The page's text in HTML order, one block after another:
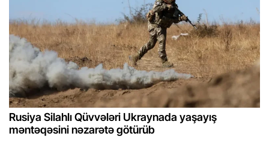
Rusiya Silahlı Qüvvələri Ukraynada yaşayış
məntəqəsini nəzarətə götürüb